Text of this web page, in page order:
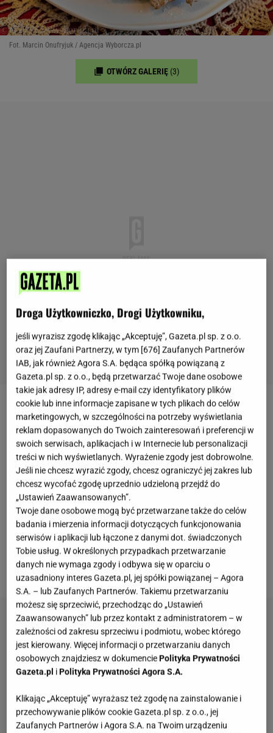
Fot. Marcin Onufryjuk / Agencja Wyborcza.pl
OTWÓRZ GALERIĘ (3)
Faworki to obokpączkównajchętniej jadane
słodycze w tłusty czwartek. Przedstawiamy przepis
na ich drożdżową wersję. Wyjdą delikatne i będą
rozpływały się w ustach. Ich przygotowanie nie
zajmie wam więcej niż dwie godziny. Będą
doskonale komponowały się z kawą, herbatą albo
kubkiem gorącego kakao. Przepis nie wymaga
dużych zdolności cukierniczych, dlatego mogą po
niego sięgać nawet początkujący, domowi
cukiernicy.
Droga Użytkowniczko, Drogi Użytkowniku,
jeśli wyrazisz zgodę klikając „Akceptuję”, Gazeta.pl sp. z o.o.
oraz jej Zaufani Partnerzy, w tym [676] Zaufanych Partnerów
IAB, jak również Agora S.A. będąca spółką powiązaną z
Gazeta.pl sp. z o.o., będą przetwarzać Twoje dane osobowe
takie jak adresy IP, adresy e-mail czy identyfikatory plików
cookie lub inne informacje zapisane w tych plikach do celów
marketingowych, w szczególności na potrzeby wyświetlania
reklam dopasowanych do Twoich zainteresowań i preferencji w
swoich serwisach, aplikacjach i w Internecie lub personalizacji
treści w nich wyświetlanych. Wyrażenie zgody jest dobrowolne.
Jeśli nie chcesz wyrazić zgody, chcesz ograniczyć jej zakres lub
chcesz wycofać zgodę uprzednio udzieloną przejdź do
„Ustawień Zaawansowanych”.
Twoje dane osobowe mogą być przetwarzane także do celów
badania i mierzenia informacji dotyczących funkcjonowania
serwisów i aplikacji lub łączone z danymi dot. świadczonych
Tobie usług. W określonych przypadkach przetwarzanie
danych nie wymaga zgody i odbywa się w oparciu o
uzasadniony interes Gazeta.pl, jej spółki powiązanej – Agora
S.A. – lub Zaufanych Partnerów. Takiemu przetwarzaniu
możesz się sprzeciwić, przechodząc do „Ustawień
Zaawansowanych” lub przez kontakt z administratorem – w
zależności od zakresu sprzeciwu i podmiotu, wobec którego
jest kierowany. Więcej informacji o przetwarzaniu danych
osobowych znajdziesz w dokumenciePolityka Prywatności
Gazeta.pl iPolityka Prywatności Agora S.A.
Klikając „Akceptuję” wyrażasz też zgodę na zainstalowanie i
przechowywanie plików cookie Gazeta.pl sp. z o.o., jej
Zaufanych Partnerów i Agora S.A. na Twoim urządzeniu